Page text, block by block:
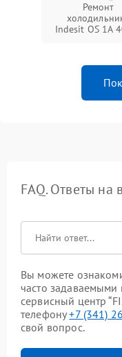
Ремонт
Indesit OS 1A
FAQ. Ответы на
Вы можете
часто задаваемыми
сервисный центр
телефону+7 (341)
свой вопрос.